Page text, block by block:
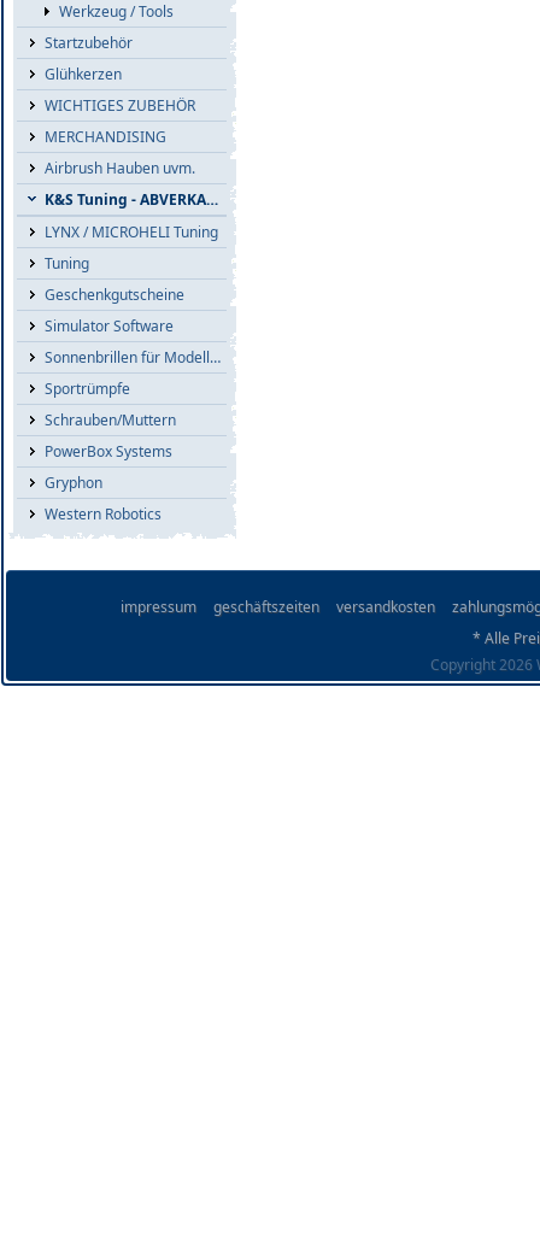
Werkzeug / Tools
Startzubehör
Glühkerzen
WICHTIGES ZUBEHÖR
MERCHANDISING
Airbrush Hauben uvm.
K&S Tuning - ABVERKAUF
LYNX / MICROHELI Tuning
Tuning
Geschenkgutscheine
Simulator Software
Sonnenbrillen für Modellflieger
Sportrümpfe
Schrauben/Muttern
PowerBox Systems
Gryphon
Western Robotics
impressum geschäftszeiten versandkosten
* Alle
Copyright 2026